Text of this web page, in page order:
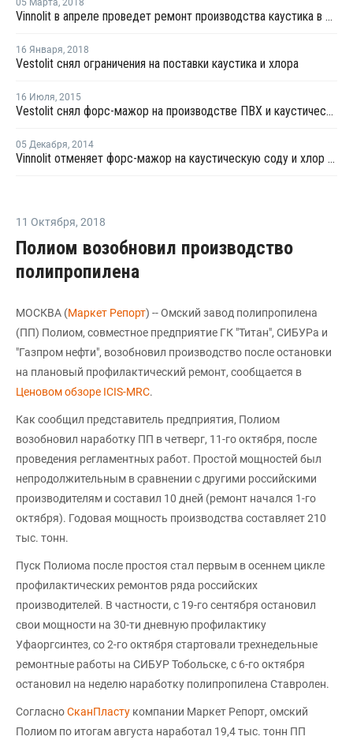
05 Марта, 2018
Vinnolit в апреле проведет ремонт производства каустика в Германии
16 Января, 2018
Vestolit снял ограничения на поставки каустика и хлора
16 Июля, 2015
Vestolit снял форс-мажор на производстве ПВХ и каустической соды в Марле
05 Декабря, 2014
Vinnolit отменяет форс-мажор на каустическую соду и хлор в Германии
11 Октября, 2018
Полиом возобновил производство
полипропилена
МОСКВА (Маркет Репорт) -- Омский завод полипропилена
(ПП) Полиом, совместное предприятие ГК "Титан", СИБУРа и
"Газпром нефти", возобновил производство после остановки
на плановый профилактический ремонт, сообщается в
Ценовом обзоре ICIS-MRC.
Как сообщил представитель предприятия, Полиом
возобновил наработку ПП в четверг, 11-го октября, после
проведения регламентных работ. Простой мощностей был
непродолжительным в сравнении с другими российскими
производителям и составил 10 дней (ремонт начался 1-го
октября). Годовая мощность производства составляет 210
тыс. тонн.
Пуск Полиома после простоя стал первым в осеннем цикле
профилактических ремонтов ряда российских
производителей. В частности, с 19-го сентября остановил
свои мощности на 30-ти дневную профилактику
Уфаоргсинтез, со 2-го октября стартовали трехнедельные
ремонтные работы на СИБУР Тобольске, с 6-го октября
остановил на неделю наработку полипропилена Ставролен.
СогласноСканПласту компании Маркет Репорт, омский
Полиом по итогам августа наработал 19,4 тыс. тонн ПП